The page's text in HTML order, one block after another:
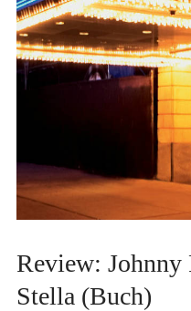
Review: Johnny
Stella (Buch)